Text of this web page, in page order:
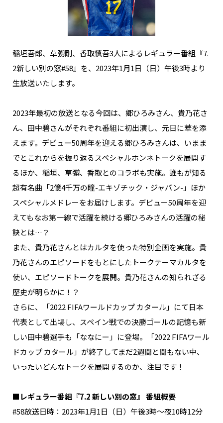
稲垣吾郎、草彅剛、香取慎吾3人によるレギュラー番組『7.
2新しい別の窓#58』を、2023年1月1日（日）午後3時より
生放送いたします。
2023年最初の放送となる今回は、郷ひろみさん、貴乃花さ
ん、田中碧さんがそれぞれ番組に初出演し、元日に華を添
えます。デビュー50周年を迎える郷ひろみさんは、いまま
でとこれからを振り返るスペシャルホンネトークを展開す
るほか、稲垣、草彅、香取とのコラボも実施。誰もが知る
超有名曲「2億4千万の瞳-エキゾチック・ジャパン-」ほか
スペシャルメドレーをお届けします。デビュー50周年を迎
えてもなお第一線で活躍を続ける郷ひろみさんの活躍の秘
訣とは…？
また、貴乃花さんとはカルタを使った特別企画を実施。貴
乃花さんのエピソードをもとにしたトークテーマカルタを
使い、エピソードトークを展開。貴乃花さんの知られざる
歴史が明らかに！？
さらに、「2022 FIFAワールドカップ カタール」にて日本
代表として出場し、スペイン戦での決勝ゴールの記憶も新
しい田中碧選手も「ななにー」に登場。「2022 FIFAワール
ドカップ カタール」が終了してまだ2週間と間もない中、
いったいどんなトークを展開するのか、注目です！
■レギュラー番組『7.2 新しい別の窓』 番組概要
#58放送日時：2023年1月1日（日）午後3時～夜10時12分